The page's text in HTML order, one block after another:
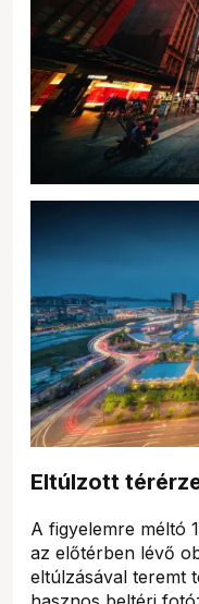
Eltúlzott
A figyelemre méltó
az előtérben lévő
eltúlzásával teremt